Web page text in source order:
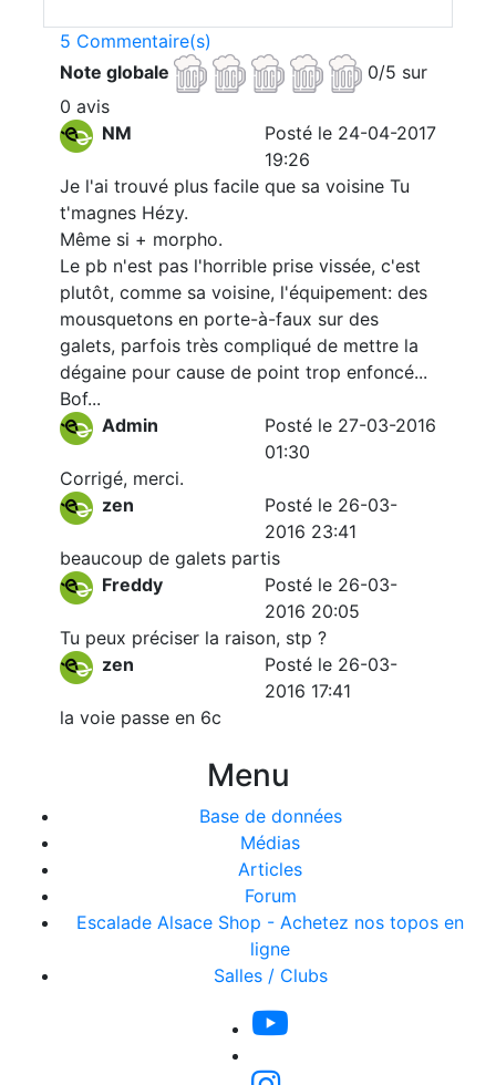
5 Commentaire(s)
Note globale
0/5 sur
0 avis
NM
Posté le 24-04-2017
19:26
Je l'ai trouvé plus facile que sa voisine Tu
t'magnes Hézy.
Même si + morpho.
Le pb n'est pas l'horrible prise vissée, c'est
plutôt, comme sa voisine, l'équipement: des
mousquetons en porte-à-faux sur des
galets, parfois très compliqué de mettre la
dégaine pour cause de point trop enfoncé...
Bof...
Admin
Posté le 27-03-2016
01:30
Corrigé, merci.
zen
Posté le 26-03-
2016 23:41
beaucoup de galets partis
Freddy
Posté le 26-03-
2016 20:05
Tu peux préciser la raison, stp ?
zen
Posté le 26-03-
2016 17:41
la voie passe en 6c
Menu
Base de données
Médias
Articles
Forum
Escalade Alsace Shop - Achetez nos topos en
ligne
Salles / Clubs